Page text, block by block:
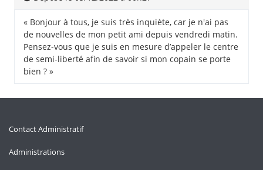
« Bonjour à tous, je suis très inquiète, car je n'ai pas
de nouvelles de mon petit ami depuis vendredi matin.
Pensez-vous que je suis en mesure d’appeler le centre
de semi-liberté afin de savoir si mon copain se porte
bien ? »
Contact Administratif
Administrations